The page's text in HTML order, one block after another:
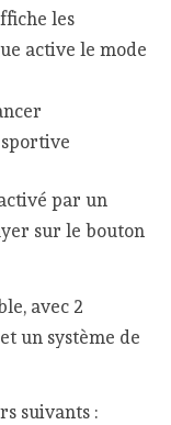
les
active le mode
par un
sur le bouton
avec 2
un système de
suivants :